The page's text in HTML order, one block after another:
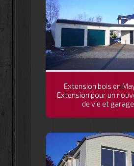
Extension bois en
Extension pour un
de vie et